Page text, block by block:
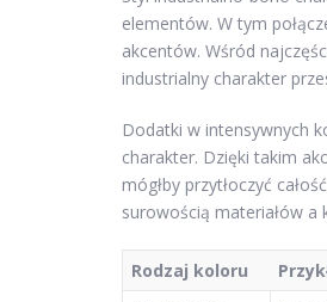
elementów. W tym
akcentów. Wśród
industrialny charakter
Dodatki w intensywnych
charakter. Dzięki takim
mógłby przytłoczyć
surowością materiałów a
Rodzaj koloru